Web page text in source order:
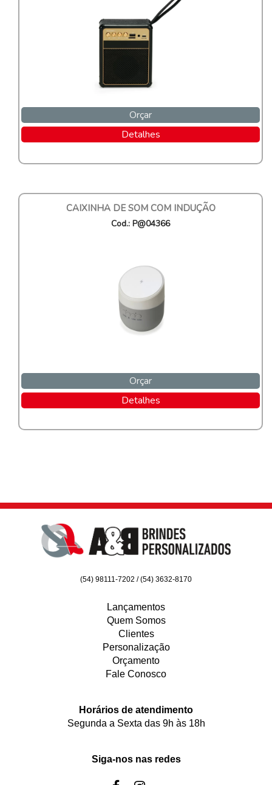
Orçar
Detalhes
CAIXINHA DE SOM COM INDUÇÃO
Cod.: P@04366
Orçar
Detalhes
(54) 98111-7202 / (54) 3632-8170
Lançamentos
Quem Somos
Clientes
Personalização
Orçamento
Fale Conosco
Horários de atendimento
Segunda a Sexta das 9h às 18h
Siga-nos nas redes